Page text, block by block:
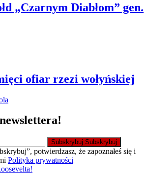
„Czarnym Diabłom” gen.
ofiar rzezi wołyńskiej
Subskrybuj Subskrybuj
potwierdzasz, że zapoznałeś się i
Polityka prywatności